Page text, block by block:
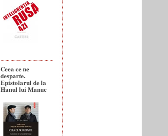
Ceea ce ne
desparte.
Epistolarul de la
Hanul lui Manuc